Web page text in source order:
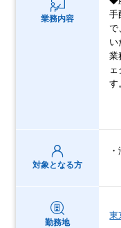
業務内容
手
で
い
業
す
対象となる方
勤務地
東